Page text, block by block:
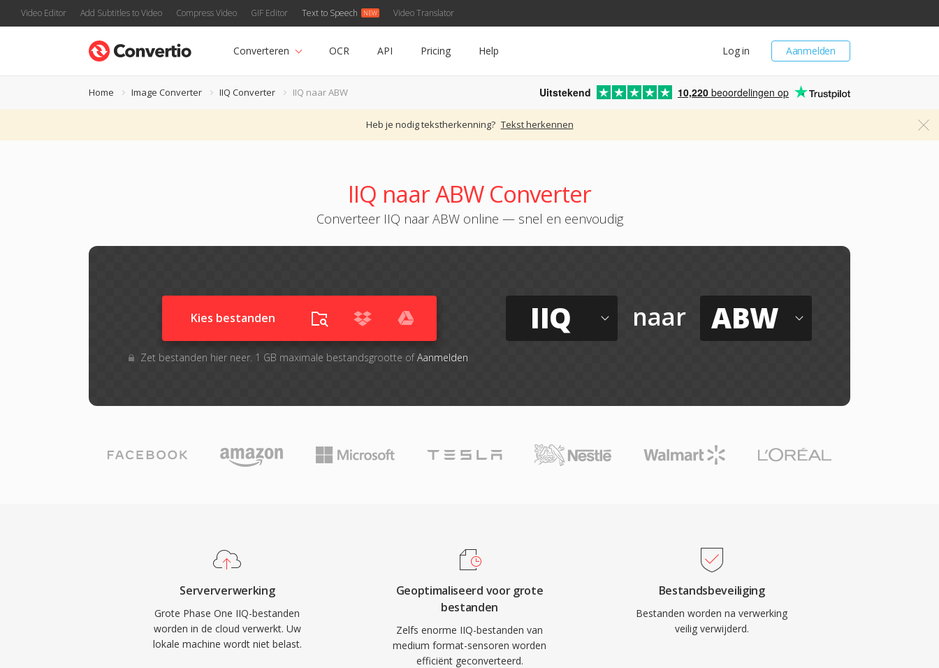
Video Editor Add Subtitles to Video Compress Video GIF Editor Text to Speech Video Translator
Aanmelden
Log in
Converteren OCR API Pricing Help
Home Image Converter IIQ Converter IIQ naar ABW Uitstekend 10,220 beoordelingen op
Heb je nodig tekstherkenning? Tekst herkennen
IIQ naar ABW Converter
Converteer IIQ naar ABW online — snel en eenvoudig
Kies bestanden
Zet bestanden hier neer. 1 GB maximale bestandsgrootte ofAanmelden
IIQ naar ABW
Serververwerking
Grote Phase One IIQ-bestanden
worden in de cloud verwerkt. Uw
lokale machine wordt niet belast.
Geoptimaliseerd voor grote
bestanden
Zelfs enorme IIQ-bestanden van
medium format-sensoren worden
efficiënt geconverteerd.
Bestandsbeveiliging
Bestanden worden na verwerking
veilig verwijderd.